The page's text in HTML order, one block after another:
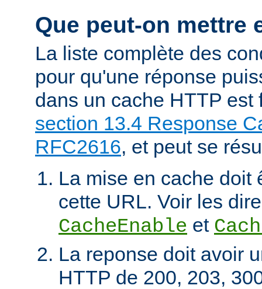
Que peut-on mettre
La liste complète des
pour qu'une réponse
dans un cache HTTP est
section 13.4 Response
RFC2616, et peut se
La mise en cache doit
cette URL. Voir les
CacheEnable et
La reponse doit avoir
HTTP de 200, 203,